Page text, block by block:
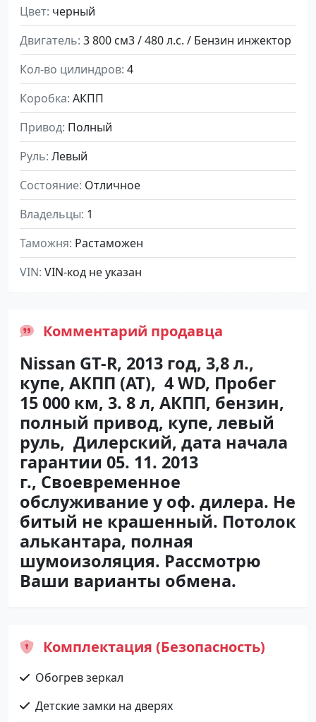
Цвет черный
Двигатель 3 800 см3 / 480 л.с. / Бензин инжектор
Кол-во цилиндров 4
Коробка АКПП
Привод Полный
Руль Левый
Состояние Отличное
Владельцы 1
Таможня Растаможен
VIN VIN-код не указан
Комментарий продавца
Nissan GT-R, 2013 год, 3,8 л.,
купе, АКПП (АТ), 4 WD, Пробег
15 000 км, 3. 8 л, АКПП, бензин,
полный привод, купе, левый
руль, Дилерский, дата начала
гарантии 05. 11. 2013
г., Своевременное
обслуживание у оф. дилера. Не
битый не крашенный. Потолок
алькантара, полная
шумоизоляция. Рассмотрю
Ваши варианты обмена.
Комплектация (Безопасность)
Обогрев зеркал
Детские замки на дверях